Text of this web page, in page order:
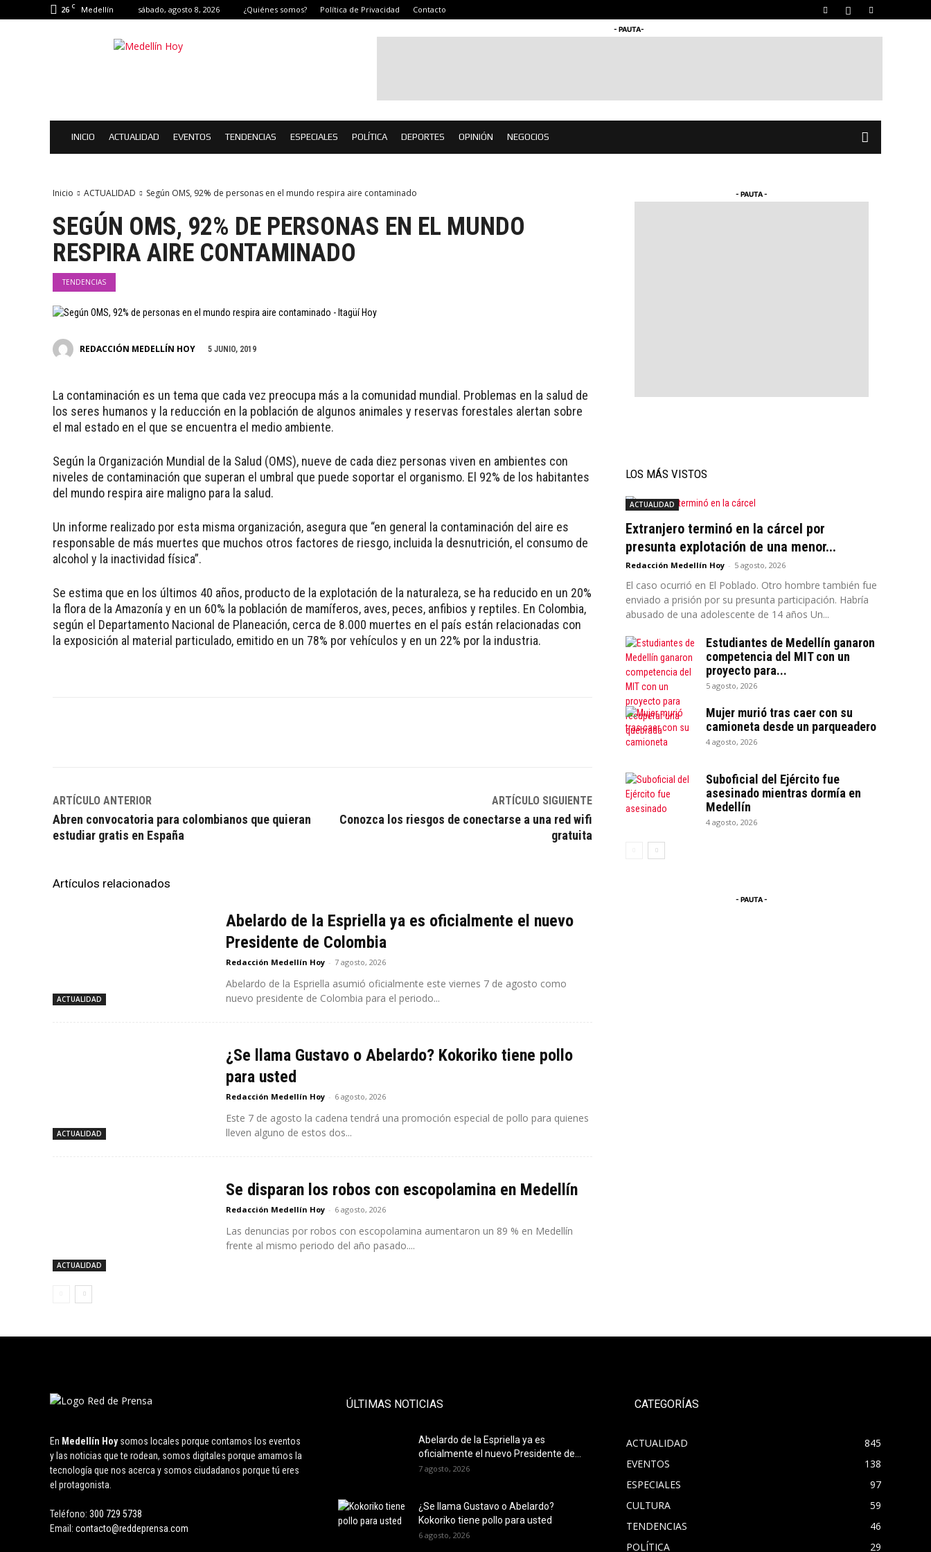
26 C Medellín sábado, agosto 8, 2026 ¿Quiénes somos? Política de Privacidad Contacto
Medellín
- PAUTA-
INICIO ACTUALIDAD EVENTOS TENDENCIAS ESPECIALES POLÍTICA DEPORTES OPINIÓN NEGOCIOS
Inicio ACTUALIDAD Según OMS, 92% de personas en el mundo respira aire contaminado
SEGÚN OMS, 92% DE PERSONAS EN EL MUNDO
RESPIRA AIRE CONTAMINADO
TENDENCIAS
REDACCIÓN MEDELLÍN HOY 5 JUNIO, 2019
La contaminación es un tema que cada vez preocupa más a la comunidad mundial. Problemas en la salud de
los seres humanos y la reducción en la población de algunos animales y reservas forestales alertan sobre
el mal estado en el que se encuentra el medio ambiente.
Según la Organización Mundial de la Salud (OMS), nueve de cada diez personas viven en ambientes con
niveles de contaminación que superan el umbral que puede soportar el organismo. El 92% de los habitantes
del mundo respira aire maligno para la salud.
Un informe realizado por esta misma organización, asegura que “en general la contaminación del aire es
responsable de más muertes que muchos otros factores de riesgo, incluida la desnutrición, el consumo de
alcohol y la inactividad física”.
Se estima que en los últimos 40 años, producto de la explotación de la naturaleza, se ha reducido en un 20%
la flora de la Amazonía y en un 60% la población de mamíferos, aves, peces, anfibios y reptiles. En Colombia,
según el Departamento Nacional de Planeación, cerca de 8.000 muertes en el país están relacionadas con
la exposición al material particulado, emitido en un 78% por vehículos y en un 22% por la industria.
ARTÍCULO ANTERIOR
Abren convocatoria para colombianos que quieran
estudiar gratis en España
ARTÍCULO SIGUIENTE
Conozca los riesgos de conectarse a una red wifi
gratuita
Artículos relacionados
ACTUALIDAD
Abelardo de la Espriella ya es oficialmente el nuevo
Presidente de Colombia
Redacción Medellín Hoy - 7 agosto, 2026
Abelardo de la Espriella asumió oficialmente este viernes 7 de agosto como
nuevo presidente de Colombia para el periodo...
ACTUALIDAD
¿Se llama Gustavo o Abelardo? Kokoriko tiene pollo
para usted
Redacción Medellín Hoy - 6 agosto, 2026
Este 7 de agosto la cadena tendrá una promoción especial de pollo para quienes
lleven alguno de estos dos...
ACTUALIDAD
Se disparan los robos con escopolamina en Medellín
Redacción Medellín Hoy - 6 agosto, 2026
Las denuncias por robos con escopolamina aumentaron un 89 % en Medellín
frente al mismo periodo del año pasado....
- PAUTA -
LOS MÁS VISTOS
ACTUALIDAD
Extranjero terminó en la cárcel por
presunta explotación de una menor...
Redacción Medellín Hoy - 5 agosto, 2026
El caso ocurrió en El Poblado. Otro hombre también fue
enviado a prisión por su presunta participación. Habría
abusado de una adolescente de 14 años Un...
Estudiantes de Medellín ganaron
competencia del MIT con un
proyecto para...
5 agosto, 2026
Mujer murió tras caer con su
camioneta desde un parqueadero
4 agosto, 2026
Suboficial del Ejército fue
asesinado mientras dormía en
Medellín
4 agosto, 2026
- PAUTA -
En Medellín Hoysomos locales porque contamos los eventos
y las noticias que te rodean, somos digitales porque amamos la
tecnología que nos acerca y somos ciudadanos porque tú eres
el protagonista.
Teléfono: 300 729 5738
Email: contacto@reddeprensa.com
ÚLTIMAS NOTICIAS
Abelardo de la Espriella ya es
oficialmente el nuevo Presidente de...
7 agosto, 2026
¿Se llama Gustavo o Abelardo?
Kokoriko tiene pollo para usted
6 agosto, 2026
CATEGORÍAS
ACTUALIDAD
845
EVENTOS
138
ESPECIALES
97
CULTURA
59
TENDENCIAS
46
POLÍTICA
29